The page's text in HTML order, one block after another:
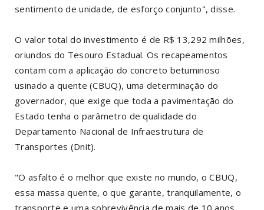
sentimento de unidade, de esforço conjunto", disse.
O valor total do investimento é de R$ 13,292 milhões,
oriundos do Tesouro Estadual. Os recapeamentos
contam com a aplicação do concreto betuminoso
usinado a quente (CBUQ), uma determinação do
governador, que exige que toda a pavimentação do
Estado tenha o parâmetro de qualidade do
Departamento Nacional de Infraestrutura de
Transportes (Dnit).
"O asfalto é o melhor que existe no mundo, o CBUQ,
essa massa quente, o que garante, tranquilamente, o
transporte e uma sobrevivência de mais de 10 anos